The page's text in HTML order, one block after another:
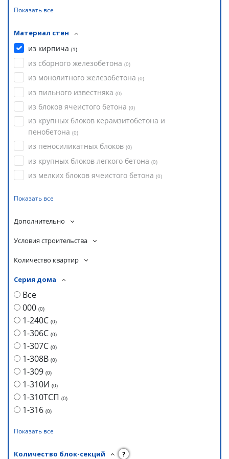
Показать все
Материал стен
из кирпича (1)
из сборного железобетона (0)
из монолитного железобетона (0)
из пильного известняка (0)
из блоков ячеистого бетона (0)
из крупных блоков керамзитобетона и
пенобетона (0)
из пеносиликатных блоков (0)
из крупных блоков легкого бетона (0)
из мелких блоков ячеистого бетона (0)
Показать все
Дополнительно
Условия строительства
Количество квартир
Серия дома
Все
000 (0)
1-240С (0)
1-306С (0)
1-307С (0)
1-308В (0)
1-309 (0)
1-310И (0)
1-310ТСП (0)
1-316 (0)
Показать все
Количество блок-секций ?